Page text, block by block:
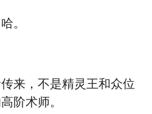
。
来，不是精灵王和众位
阶术师。